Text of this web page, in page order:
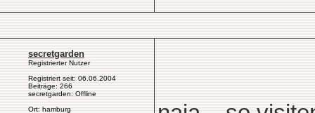
secretgarden
Registrierter Nutzer
Registriert seit: 06.06.2004
Beiträge: 266
secretgarden: Offline
Ort: hamburg